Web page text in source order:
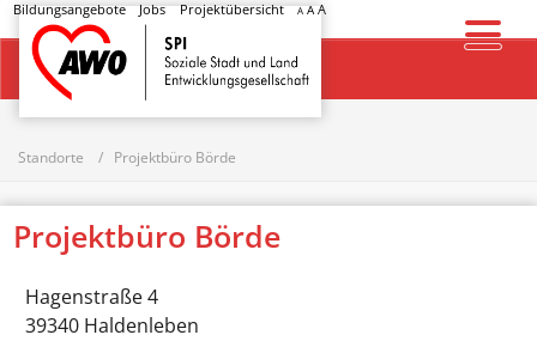
Bildungsangebote Jobs Projektübersicht A AA
Startseite
Standorte Projektbüro Börde
Projektbüro Börde
Hagenstraße 4
39340 Haldenleben